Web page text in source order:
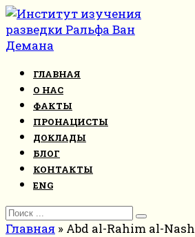
Перейти
к
контенту
ГЛАВНАЯ
О НАС
ФАКТЫ
ПРОНАЦИСТЫ
ДОКЛАДЫ
БЛОГ
КОНТАКТЫ
ENG
Search
for:
Главная » Abd al-Rahim al-